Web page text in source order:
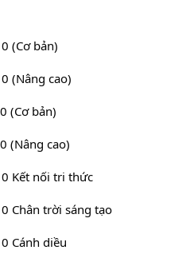
(Cơ bản)
(Nâng cao)
(Cơ bản)
(Nâng cao)
Kết nối tri thức
Chân trời sáng tạo
Cánh diều